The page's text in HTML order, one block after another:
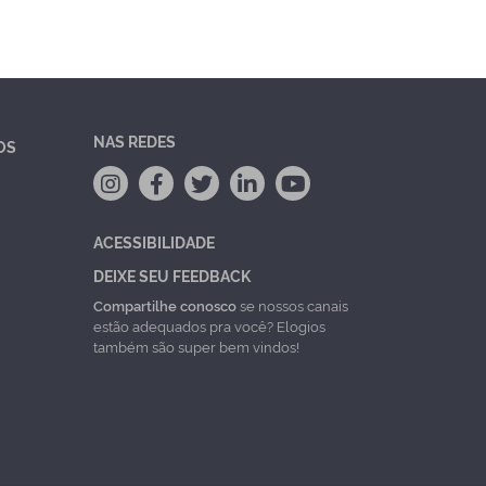
NAS REDES
ACESSIBILIDADE
DEIXE SEU FEEDBACK
Compartilhe conoscose nossos canais
estão adequados pra você? Elogios
também são super bem vindos!